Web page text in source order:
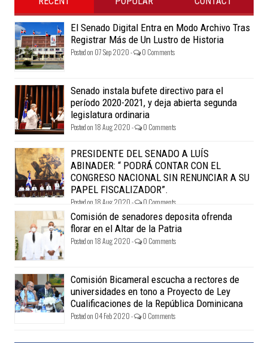
El Senado Digital Entra en Modo Archivo Tras
Registrar Más de Un Lustro de Historia
Posted on 07 Sep 2020 - 0 Comments
Senado instala bufete directivo para el
período 2020-2021, y deja abierta segunda
legislatura ordinaria
Posted on 18 Aug 2020 - 0 Comments
PRESIDENTE DEL SENADO A LUÍS
ABINADER: “ PODRÁ CONTAR CON EL
CONGRESO NACIONAL SIN RENUNCIAR A SU
PAPEL FISCALIZADOR”.
Posted on 18 Aug 2020 - 0 Comments
Comisión de senadores deposita ofrenda
florar en el Altar de la Patria
Posted on 18 Aug 2020 - 0 Comments
Comisión Bicameral escucha a rectores de
universidades en tono a Proyecto de Ley
Cualificaciones de la República Dominicana
Posted on 04 Feb 2020 - 0 Comments